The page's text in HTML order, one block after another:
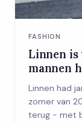
FASHION
Linnen is
mannen
Linnen had
zomer van
terug - met